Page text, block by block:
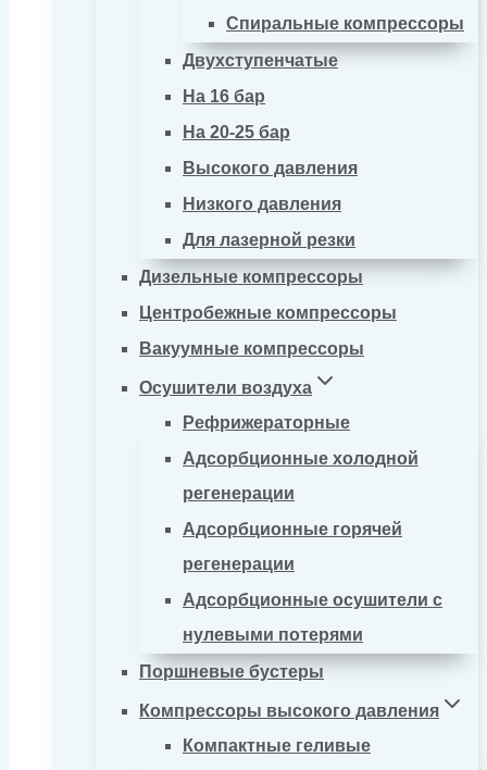
Спиральные компрессоры
Двухступенчатые
На 16 бар
На 20-25 бар
Высокого давления
Низкого давления
Для лазерной резки
Дизельные компрессоры
Центробежные компрессоры
Вакуумные компрессоры
Осушители воздуха
Рефрижераторные
Адсорбционные холодной
регенерации
Адсорбционные горячей
регенерации
Адсорбционные осушители с
нулевыми потерями
Поршневые бустеры
Компрессоры высокого давления
Компактные геливые